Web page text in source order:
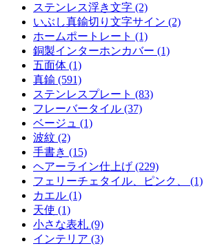
ステンレス浮き文字 (2)
いぶし真鍮切り文字サイン (2)
ホームポートレート (1)
銅製インターホンカバー (1)
五面体 (1)
真鍮 (591)
ステンレスプレート (83)
フレーバータイル (37)
ベージュ (1)
波紋 (2)
手書き (15)
ヘアーライン仕上げ (229)
フェリーチェタイル、ピンク、 (1)
カエル (1)
天使 (1)
小さな表札 (9)
インテリア (3)